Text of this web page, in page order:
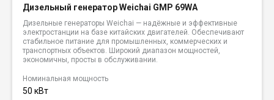
Дизельный генератор Weichai GMP 69WA
Дизельные генераторы Weichai — надёжные и эффективные
электростанции на базе китайских двигателей. Обеспечивают
стабильное питание для промышленных, коммерческих и
транспортных объектов. Широкий диапазон мощностей,
экономичны, просты в обслуживании.
Номинальная мощность
50 кВт